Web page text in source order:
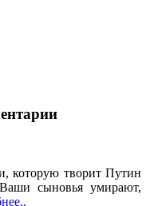
которую творит Путин
сыновья умирают,